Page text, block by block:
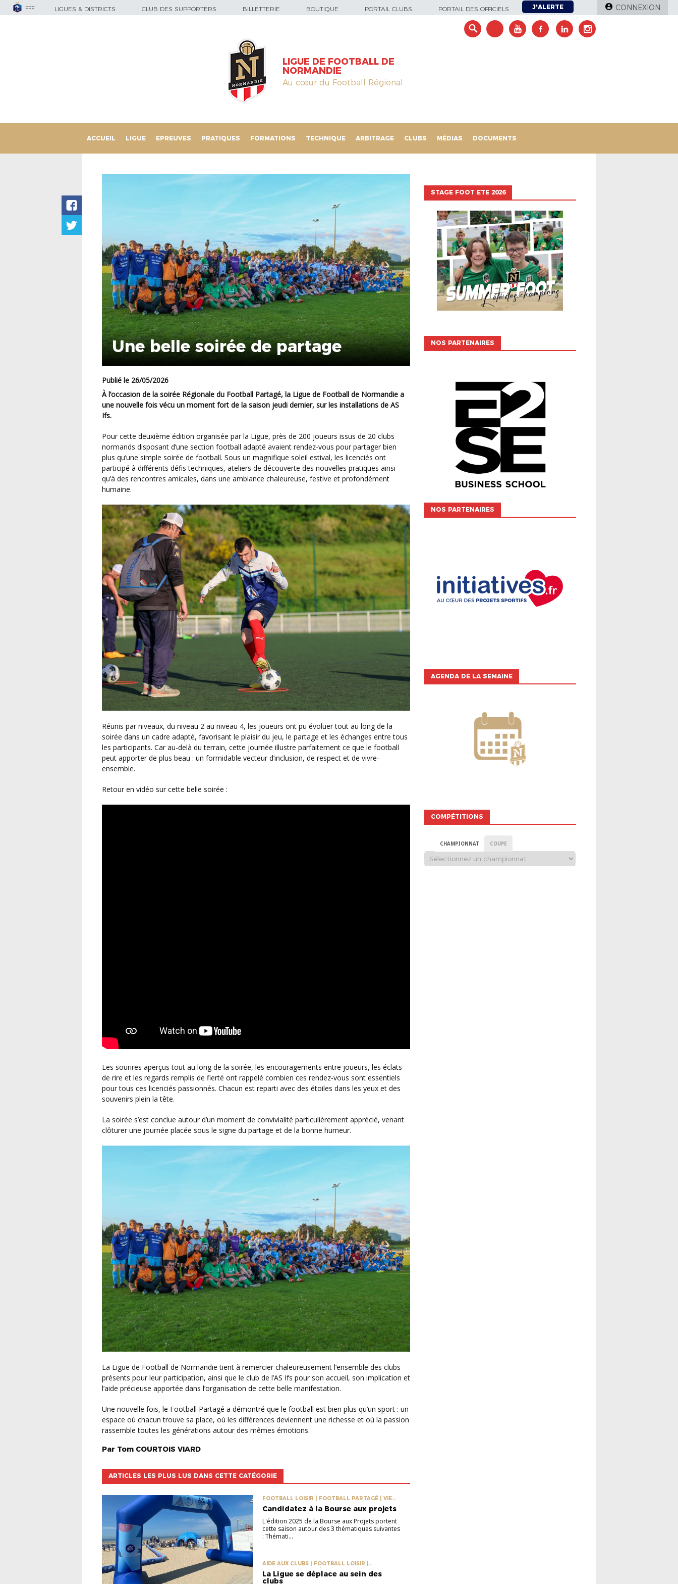
FFF LIGUES & DISTRICTS CLUB DES SUPPORTERS BILLETTERIE BOUTIQUE PORTAIL CLUBS PORTAIL DES OFFICIELS J'ALERTE CONNEXION
LIGUE DE FOOTBALL DE
NORMANDIE
Au cœur du Football Régional
ACCUEIL LIGUE EPREUVES PRATIQUES FORMATIONS TECHNIQUE ARBITRAGE CLUBS MÉDIAS DOCUMENTS
Une belle soirée de partage
Publié le 26/05/2026
À l’occasion de la soirée Régionale du Football Partagé, la Ligue de Football de Normandie a
une nouvelle fois vécu un moment fort de la saison jeudi dernier, sur les installations de AS
Ifs.
Pour cette deuxième édition organisée par la Ligue, près de 200 joueurs issus de 20 clubs
normands disposant d’une section football adapté avaient rendez-vous pour partager bien
plus qu’une simple soirée de football. Sous un magnifique soleil estival, les licenciés ont
participé à différents défis techniques, ateliers de découverte des nouvelles pratiques ainsi
qu’à des rencontres amicales, dans une ambiance chaleureuse, festive et profondément
humaine.
Réunis par niveaux, du niveau 2 au niveau 4, les joueurs ont pu évoluer tout au long de la
soirée dans un cadre adapté, favorisant le plaisir du jeu, le partage et les échanges entre tous
les participants. Car au-delà du terrain, cette journée illustre parfaitement ce que le football
peut apporter de plus beau : un formidable vecteur d’inclusion, de respect et de vivre-
ensemble.
Retour en vidéo sur cette belle soirée :
Les sourires aperçus tout au long de la soirée, les encouragements entre joueurs, les éclats
de rire et les regards remplis de fierté ont rappelé combien ces rendez-vous sont essentiels
pour tous ces licenciés passionnés. Chacun est reparti avec des étoiles dans les yeux et des
souvenirs plein la tête.
La soirée s’est conclue autour d’un moment de convivialité particulièrement apprécié, venant
clôturer une journée placée sous le signe du partage et de la bonne humeur.
La Ligue de Football de Normandie tient à remercier chaleureusement l’ensemble des clubs
présents pour leur participation, ainsi que le club de l’AS Ifs pour son accueil, son implication et
l’aide précieuse apportée dans l’organisation de cette belle manifestation.
Une nouvelle fois, le Football Partagé a démontré que le football est bien plus qu’un sport : un
espace où chacun trouve sa place, où les différences deviennent une richesse et où la passion
rassemble toutes les générations autour des mêmes émotions.
Par Tom COURTOIS VIARD
ARTICLES LES PLUS LUS DANS CETTE CATÉGORIE
FOOTBALL LOISIR | FOOTBALL PARTAGÉ | VIE
DES CLUBS
Candidatez à la Bourse aux projets
L'édition 2025 de la Bourse aux Projets portent
cette saison autour des 3 thématiques suivantes
: Thémati...
AIDE AUX CLUBS | FOOTBALL LOISIR |
FOOTBALL PARTAGÉ
La Ligue se déplace au sein des
clubs
STAGE FOOT ETE 2026
NOS PARTENAIRES
NOS PARTENAIRES
AGENDA DE LA SEMAINE
COMPÉTITIONS
CHAMPIONNAT COUPE